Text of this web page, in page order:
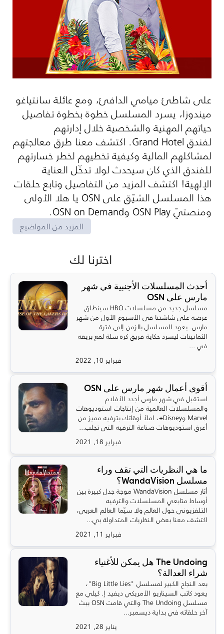
على شاطئ ميامي الدافئ، ومع عائلة سانتياغو
ميندوزا، يسرد المسلسل خطوة بخطوة تفاصيل
حياتهم المهنية والشخصية خلال إدارتهم
لفندقGrand Hotel. اكتشف معنا طرق معالجتهم
لمشاكلهم المالية وكيفية تخطيهم لخطر خسارتهم
للفندق الذي كان سيحدث لولا تدخّل العناية
الإلهية! اكتشف المزيد من التفاصيل وتابع حلقات
هذا المسلسل الشيّق علىOSN يا هلا الأولى
ومنصتيّOSN Play وOSN on Demand
.
المزيد من المواضيع
اخترنا لك
أحدث المسلسلات الأجنبية في شهر
مارس على OSN
مسلسل جديد من مسلسلات HBO سينطلق
عرضه على شاشتنا في الأسبوع الأول من شهر
مارس. يعود المسلسل بالزمن إلى فترة
الثمانينات ليسرد حكاية فريق كرة سلة لمع بريقه
في ...
فبراير 10, 2022
أقوى أعمال شهر مارس على OSN
استقبل في شهر مارس أجدد الأفلام
والمسلسلات العالمية من إنتاجات استوديوهات
Marvel وDisney+، املأ أوقاتك بترفيه مميز من
أعرق استوديوهات صناعة الترفيه التي تجلب...
فبراير 18, 2021
ما هي النظريات التي تقف وراء
مسلسل WandaVision؟
أثار مسلسل WandaVision موجة جدل كبيرة بين
أوساط متابعي المسلسلات والترفيه
التلفزيوني حول العالم ولا سيّما العالم العربي،
اكتشف معنا بعض النظريات المتداولة بي...
فبراير 11, 2021
The Undoing هل يمكن للأغنياء
شراء العدالة؟
بعد النجاح الكبير لمسلسل "Big Little Lies"،
يعود كاتب السيناريو الأمريكي ديفيد إ. كيلي مع
مسلسل The Undoing والتي قامت OSN ببث
آخر حلقاته في بداية ديسمبر...
يناير 28, 2021